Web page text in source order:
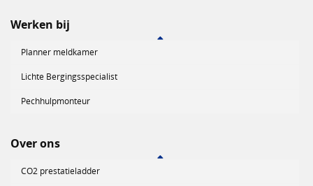
Werken bij
Planner meldkamer
Lichte Bergingsspecialist
Pechhulpmonteur
Over ons
CO2 prestatieladder